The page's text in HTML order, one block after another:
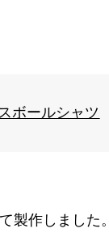
ボールシャツ
製作しました。